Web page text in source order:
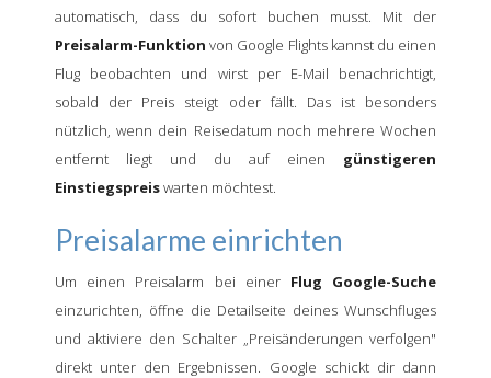
automatisch, dass du sofort buchen musst. Mit der
Preisalarm-Funktion von Google Flights kannst du einen
Flug beobachten und wirst per E-Mail benachrichtigt,
sobald der Preis steigt oder fällt. Das ist besonders
nützlich, wenn dein Reisedatum noch mehrere Wochen
entfernt liegt und du auf einen günstigeren
Einstiegspreiswarten möchtest.
Preisalarme einrichten
Um einen Preisalarm bei einer Flug Google-Suche
einzurichten, öffne die Detailseite deines Wunschfluges
und aktiviere den Schalter „Preisänderungen verfolgen"
direkt unter den Ergebnissen. Google schickt dir dann